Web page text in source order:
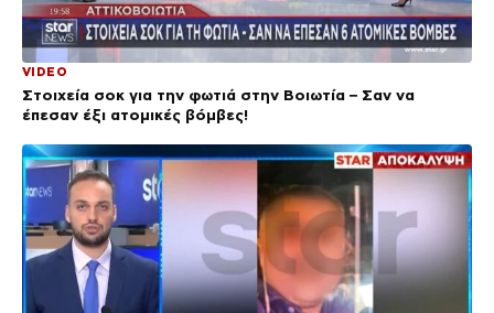
VIDEO
Στοιχεία σοκ για την φωτιά στην Βοιωτία – Σαν να
έπεσαν έξι ατομικές βόμβες!